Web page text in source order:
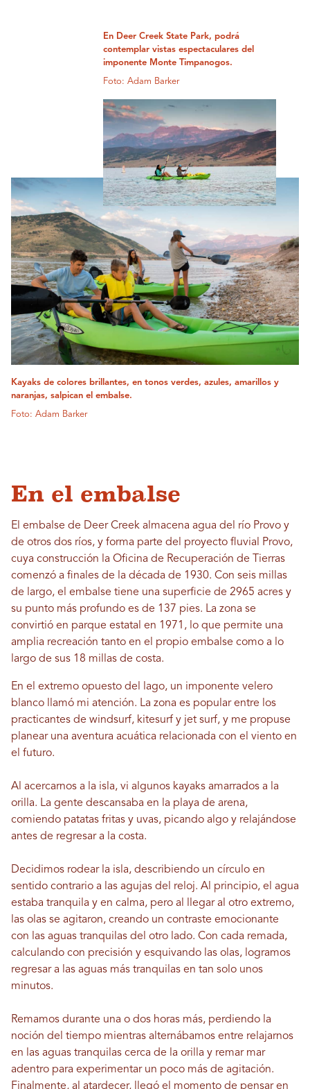
En Deer Creek State Park, podrá
contemplar vistas espectaculares del
imponente Monte Timpanogos.
Foto: Adam Barker
Kayaks de colores brillantes, en tonos verdes, azules, amarillos y
naranjas, salpican el embalse.
Foto: Adam Barker
En el embalse
El embalse de Deer Creek almacena agua del río Provo y
de otros dos ríos, y forma parte del proyecto fluvial Provo,
cuya construcción la Oficina de Recuperación de Tierras
comenzó a finales de la década de 1930. Con seis millas
de largo, el embalse tiene una superficie de 2965 acres y
su punto más profundo es de 137 pies. La zona se
convirtió en parque estatal en 1971, lo que permite una
amplia recreación tanto en el propio embalse como a lo
largo de sus 18 millas de costa.
En el extremo opuesto del lago, un imponente velero
blanco llamó mi atención. La zona es popular entre los
practicantes de windsurf, kitesurf y jet surf, y me propuse
planear una aventura acuática relacionada con el viento en
el futuro.
Al acercarnos a la isla, vi algunos kayaks amarrados a la
orilla. La gente descansaba en la playa de arena,
comiendo patatas fritas y uvas, picando algo y relajándose
antes de regresar a la costa.
Decidimos rodear la isla, describiendo un círculo en
sentido contrario a las agujas del reloj. Al principio, el agua
estaba tranquila y en calma, pero al llegar al otro extremo,
las olas se agitaron, creando un contraste emocionante
con las aguas tranquilas del otro lado. Con cada remada,
calculando con precisión y esquivando las olas, logramos
regresar a las aguas más tranquilas en tan solo unos
minutos.
Remamos durante una o dos horas más, perdiendo la
noción del tiempo mientras alternábamos entre relajarnos
en las aguas tranquilas cerca de la orilla y remar mar
adentro para experimentar un poco más de agitación.
Finalmente, al atardecer, llegó el momento de pensar en